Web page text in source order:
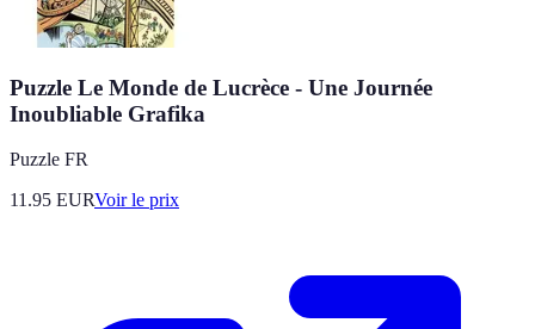
Puzzle Le Monde de Lucrèce - Une Journée
Inoubliable Grafika
Puzzle FR
11.95 EURVoir le prix